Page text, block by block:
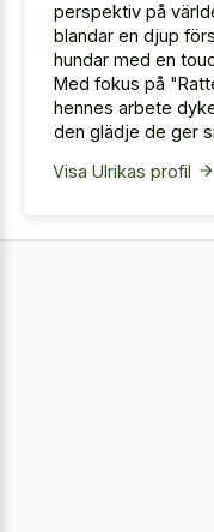
perspektiv på
blandar en djup
hundar med en
Med fokus på
hennes arbete
den glädje de ger
Visa Ulrikas profil